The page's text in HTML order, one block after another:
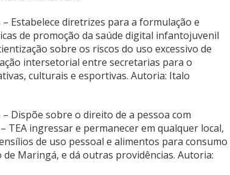
Estabelece diretrizes para a formulação e
de promoção da saúde digital infantojuvenil
sobre os riscos do uso excessivo de
intersetorial entre secretarias para o
culturais e esportivas. Autoria: Italo
Dispõe sobre o direito de a pessoa com
TEA ingressar e permanecer em qualquer local,
de uso pessoal e alimentos para consumo
Maringá, e dá outras providências. Autoria: